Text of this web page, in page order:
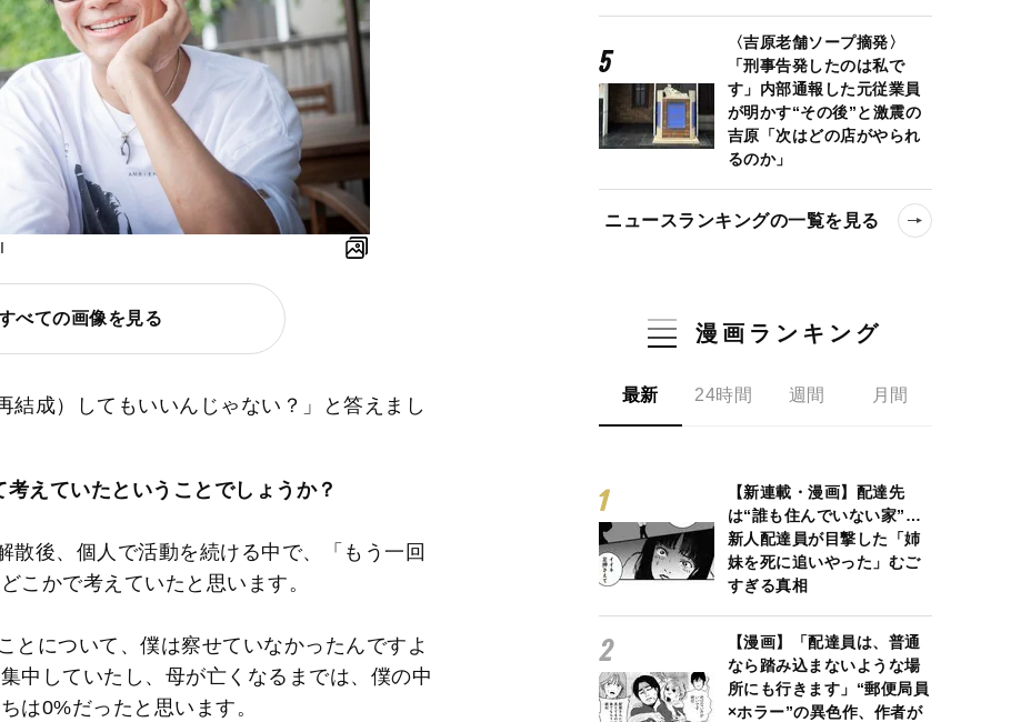
べての画像を見る
成）してもいいんじゃない？」と答えまし
えていたということでしょうか？
後、個人で活動を続ける中で、「もう一回
こかで考えていたと思います。
について、僕は察せていなかったんですよ
中していたし、母が亡くなるまでは、僕の中
は0%だったと思います。
〈吉原老舗ソープ摘発〉
「刑事告発したのは私で
す」内部通報した元従業員
が明かす“その後”と激震の
吉原「次はどの店がやられ
るのか」
ニュースランキングの一覧を見る
漫画ランキング
最新 24時間 週間 月間
【新連載・漫画】配達先
は“誰も住んでいない家”…
新人配達員が目撃した「姉
妹を死に追いやった」むご
すぎる真相
【漫画】「配達員は、普通
なら踏み込まないような場
所にも行きます」“郵便局員
×ホラー”の異色作、作者が